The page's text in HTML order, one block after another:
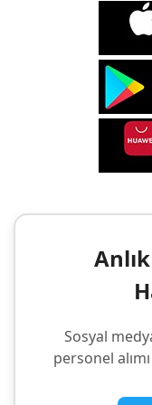
Sosyal
personel